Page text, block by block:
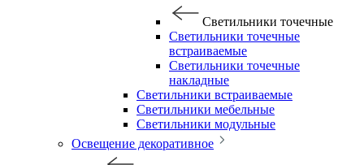
Светильники точечные
Светильники точечные
встраиваемые
Светильники точечные
накладные
Светильники встраиваемые
Светильники мебельные
Светильники модульные
Освещение декоративное